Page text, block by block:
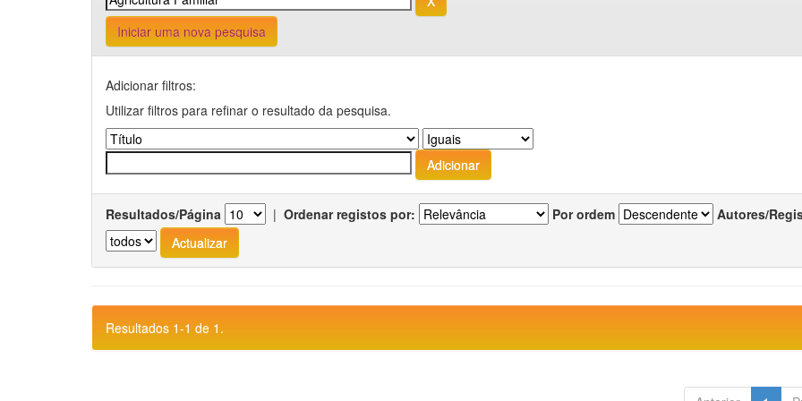
Iniciar uma nova pesquisa
Adicionar filtros:
Utilizar filtros para refinar o resultado da pesquisa.
Resultados/Página | Ordenar registos por: Por ordem Autores/
Resultados 1-1 de 1.